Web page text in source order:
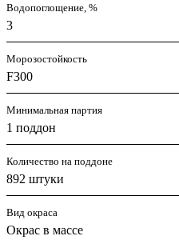
Водопоглощение, %
3
Морозостойкость
F300
Минимальная партия
1 поддон
Количество на поддоне
892 штуки
Вид окраса
Окрас в массе